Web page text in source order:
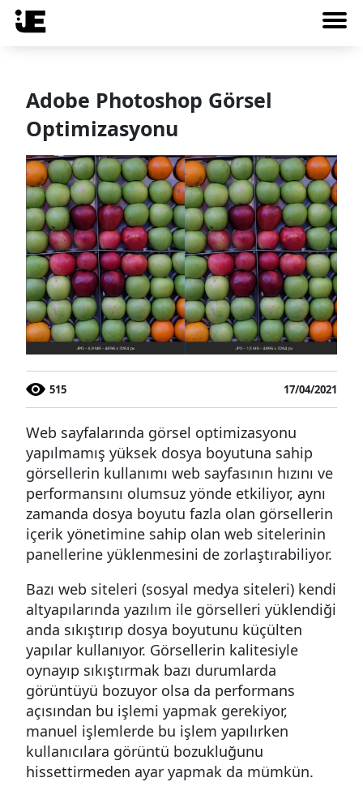
Adobe Photoshop Görsel
Optimizasyonu
515 17/04/2021
Web sayfalarında görsel optimizasyonu
yapılmamış yüksek dosya boyutuna sahip
görsellerin kullanımı web sayfasının hızını ve
performansını olumsuz yönde etkiliyor, aynı
zamanda dosya boyutu fazla olan görsellerin
içerik yönetimine sahip olan web sitelerinin
panellerine yüklenmesini de zorlaştırabiliyor.
Bazı web siteleri (sosyal medya siteleri) kendi
altyapılarında yazılım ile görselleri yüklendiği
anda sıkıştırıp dosya boyutunu küçülten
yapılar kullanıyor. Görsellerin kalitesiyle
oynayıp sıkıştırmak bazı durumlarda
görüntüyü bozuyor olsa da performans
açısından bu işlemi yapmak gerekiyor,
manuel işlemlerde bu işlem yapılırken
kullanıcılara görüntü bozukluğunu
hissettirmeden ayar yapmak da mümkün.